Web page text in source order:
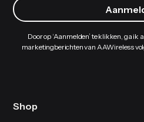
Door op ‘Aanmelden’ te klikken, ga
marketingberichten van AAWireless
Shop